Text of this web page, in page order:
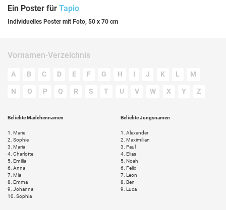
Ein Poster für Tapio
Individuelles Poster mit Foto, 50 x 70 cm
Vornamen-Verzeichnis
A B C D E F G H I J K L M
N O P Q R S T U V W X Y Z
Beliebte Mädchennamen
1.
Marie
2. Sophie
3. Maria
4. Charlotte
5. Emilia
6. Anna
7. Mia
8. Emma
9. Johanna
10. Sophia
Beliebte Jungsnamen
1.
Alexander
2. Maximilian
3. Paul
4. Elias
5. Noah
6. Felix
7. Leon
8. Ben
9. Luca